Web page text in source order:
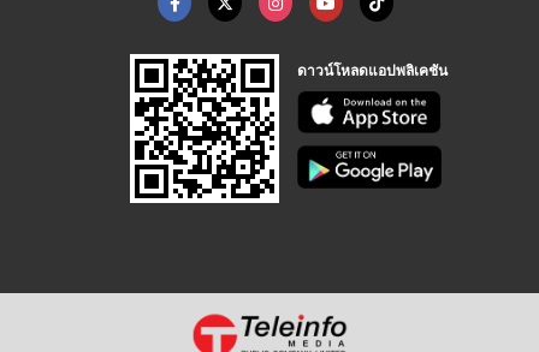
ดาวน์โหลดแอปพลิเคชัน